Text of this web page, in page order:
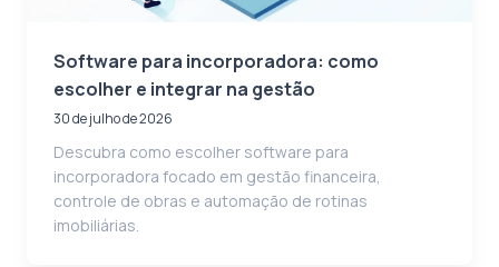
Software para incorporadora: como
escolher e integrar na gestão
30 de julho de 2026
Descubra como escolher software para
incorporadora focado em gestão financeira,
controle de obras e automação de rotinas
imobiliárias.